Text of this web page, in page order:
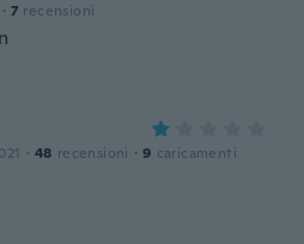
· 7 recensioni
· 48 recensioni · 9 caricamenti